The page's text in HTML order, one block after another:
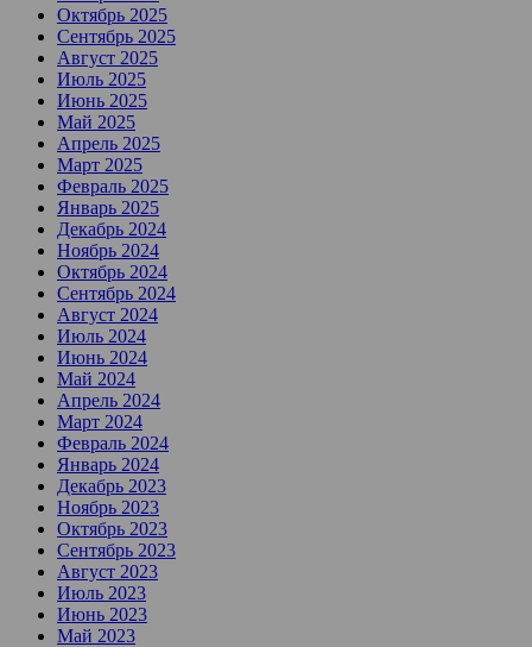
Октябрь 2025
Сентябрь 2025
Август 2025
Июль 2025
Июнь 2025
Май 2025
Апрель 2025
Март 2025
Февраль 2025
Январь 2025
Декабрь 2024
Ноябрь 2024
Октябрь 2024
Сентябрь 2024
Август 2024
Июль 2024
Июнь 2024
Май 2024
Апрель 2024
Март 2024
Февраль 2024
Январь 2024
Декабрь 2023
Ноябрь 2023
Октябрь 2023
Сентябрь 2023
Август 2023
Июль 2023
Июнь 2023
Май 2023